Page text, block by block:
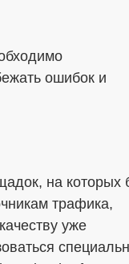
ошибок и
на которых
трафика,
уже